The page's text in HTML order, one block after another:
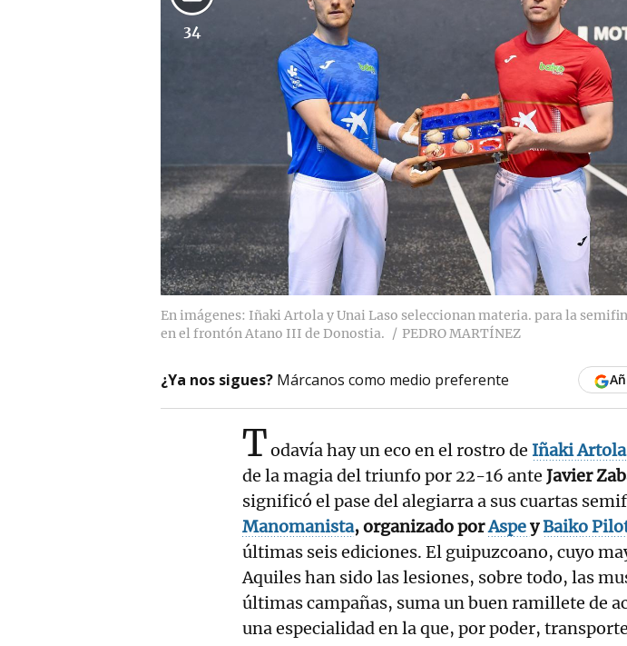
34
En imágenes: Iñaki Artola y Unai Laso seleccionan materia. para la
en el frontón Atano III de Donostia.
PEDRO MARTÍNEZ
¿Ya nos sigues? Márcanos como medio preferente
Todavía hay un eco en el rostro de IñakiArtola
de la magia del triunfo por 22-16 ante Javier
significó el pase del alegiarra a sus cuartas
Manomanista, organizado porAspeyBaiko
últimas seis ediciones. El guipuzcoano, cuyo
Aquiles han sido las lesiones, sobre todo, las
últimas campañas, suma un buen ramillete de
una especialidad en la que, por poder,